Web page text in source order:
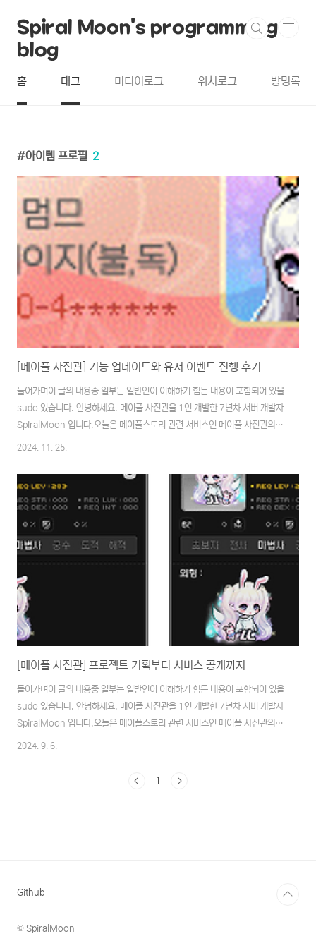
Spiral Moon's programming
blog
홈 태그 미디어로그 위치로그 방명록
아이템 프로필 2
[메이플 사진관] 기능 업데이트와 유저 이벤트 진행 후기
들어가며이 글의 내용중 일부는 일반인이 이해하기 힘든 내용이 포함되어 있을
sudo 있습니다. 안녕하세요. 메이플 사진관을 1인 개발한 7년차 서버 개발자
SpiralMoon 입니다.오늘은 메이플스토리 관련 서비스인 메이플 사진관의 첫
오픈 이후의 추가 업데이트 과정과 유저 이벤트를 진행한 상황에 대해 기록을
스텀 프로필을 만들어보세요!maplestudio.app시리즈2024.09.06 -
[Project] - [메이플 사진관] 프로젝트 기획부터 서비스 공개까지
2025.02.04 - [Project] - [메이플 사진관] 디자인 시스템 도입과 리뉴얼
적용기2025.05.06 - [Project] - [메이플 사진관] 메이플 포토..
2024. 11. 25.
[메이플 사진관] 프로젝트 기획부터 서비스 공개까지
들어가며이 글의 내용중 일부는 일반인이 이해하기 힘든 내용이 포함되어 있을
sudo 있습니다. 안녕하세요. 메이플 사진관을 1인 개발한 7년차 서버 개발자
SpiralMoon 입니다.오늘은 메이플스토리 관련 서비스인 메이플 사진관의 기
획부터 오픈까지의 과정과 이후에 마주한 상황에 대해 기록을 하려 합니다. 메
2024. 9. 6.
1
Github
© SpiralMoon